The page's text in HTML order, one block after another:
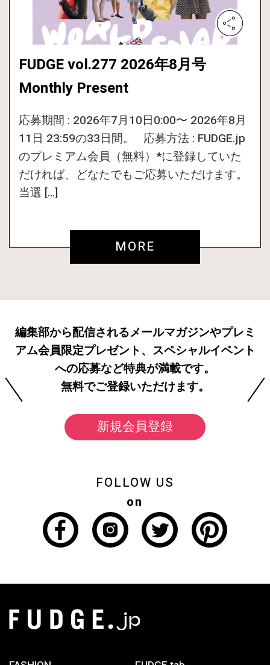
FUDGE vol.277 2026年8月号
Monthly Present
応募期間 : 2026年7月10日0:00〜 2026年8月
11日 23:59の33日間。 応募方法 : FUDGE.jp
のプレミアム会員（無料）*に登録していた
だければ、どなたでもご応募いただけます。
当選 […]
MORE
編集部から配信されるメールマガジンやプレミ
アム会員限定プレゼント、スペシャルイベント
への応募など特典が満載です。
無料でご登録いただけます。
新規会員登録
FOLLOW US
on